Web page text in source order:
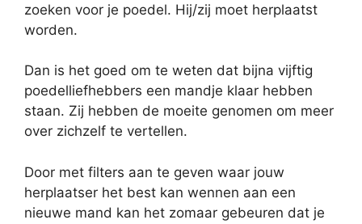
zoeken voor je poedel. Hij/zij moet herplaatst
worden.
Dan is het goed om te weten dat bijna vijftig
poedelliefhebbers een mandje klaar hebben
staan. Zij hebben de moeite genomen om meer
over zichzelf te vertellen.
Door met filters aan te geven waar jouw
herplaatser het best kan wennen aan een
nieuwe mand kan het zomaar gebeuren dat je